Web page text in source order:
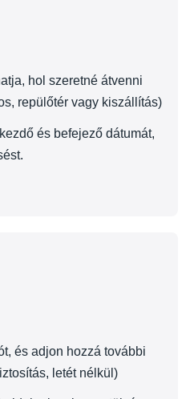
hol szeretné átvenni
repülőtér vagy kiszállítás)
és befejező dátumát,
és adjon hozzá további
letét nélkül)